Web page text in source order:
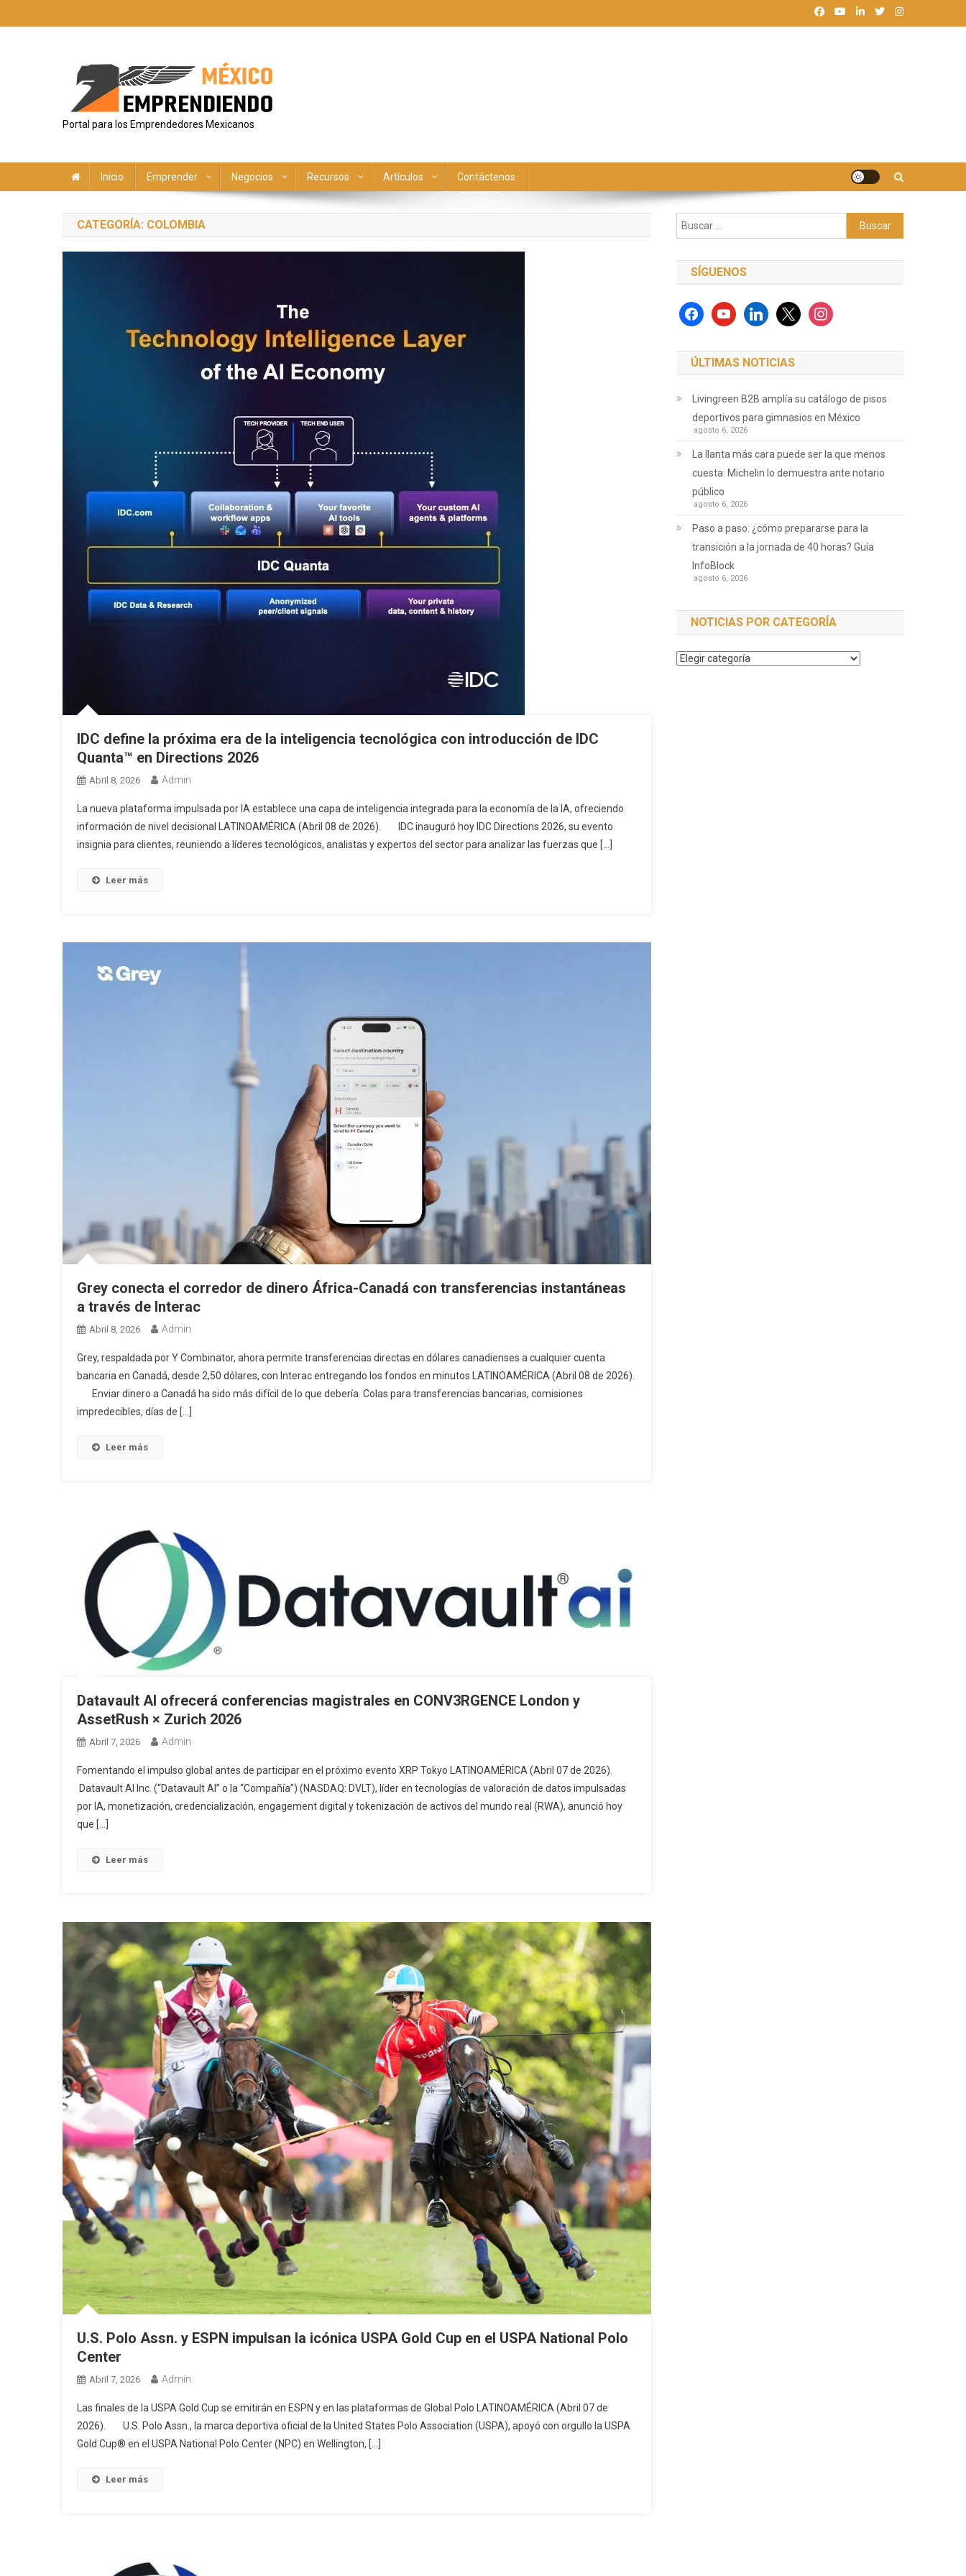
al
Portal para los Emprendedores Mexicanos
Inicio Emprender Negocios Recursos Artículos Contáctenos
CATEGORÍA: COLOMBIA
IDC define la próxima era de la inteligencia tecnológica con introducción de IDC
Quanta™ en Directions 2026
Abril 8, 2026 Admin
La nueva plataforma impulsada por IA establece una capa de inteligencia integrada para la economía de la IA, ofreciendo
información de nivel decisional LATINOAMÉRICA (Abril 08 de 2026). IDC inauguró hoy IDC Directions 2026, su evento
insignia para clientes, reuniendo a líderes tecnológicos, analistas y expertos del sector para analizar las fuerzas que […]
Leer más
Grey conecta el corredor de dinero África-Canadá con transferencias instantáneas
a través de Interac
Abril 8, 2026 Admin
Grey, respaldada por Y Combinator, ahora permite transferencias directas en dólares canadienses a cualquier cuenta
bancaria en Canadá, desde 2,50 dólares, con Interac entregando los fondos en minutos LATINOAMÉRICA (Abril 08 de 2026).
Enviar dinero a Canadá ha sido más difícil de lo que debería. Colas para transferencias bancarias, comisiones
impredecibles, días de […]
Leer más
Datavault AI ofrecerá conferencias magistrales en CONV3RGENCE London y
AssetRush × Zurich 2026
Abril 7, 2026 Admin
Fomentando el impulso global antes de participar en el próximo evento XRP Tokyo LATINOAMÉRICA (Abril 07 de 2026).
Datavault AI Inc. (“Datavault AI” o la “Compañía”) (NASDAQ: DVLT), líder en tecnologías de valoración de datos impulsadas
por IA, monetización, credencialización, engagement digital y tokenización de activos del mundo real (RWA), anunció hoy
que […]
Leer más
U.S. Polo Assn. y ESPN impulsan la icónica USPA Gold Cup en el USPA National Polo
Center
Abril 7, 2026 Admin
Las finales de la USPA Gold Cup se emitirán en ESPN y en las plataformas de Global Polo LATINOAMÉRICA (Abril 07 de
2026). U.S. Polo Assn., la marca deportiva oficial de la United States Polo Association (USPA), apoyó con orgullo la USPA
Gold Cup® en el USPA National Polo Center (NPC) en Wellington, […]
Leer más
Buscar:
SÍGUENOS
facebookyoutubelinkedinx instagram
ÚLTIMAS NOTICIAS
Livingreen B2B amplía su catálogo de pisos
deportivos para gimnasios en México
agosto 6, 2026
La llanta más cara puede ser la que menos
cuesta: Michelin lo demuestra ante notario
público
agosto 6, 2026
Paso a paso: ¿cómo prepararse para la
transición a la jornada de 40 horas? Guía
InfoBlock
agosto 6, 2026
NOTICIAS POR CATEGORÍA
Noticias